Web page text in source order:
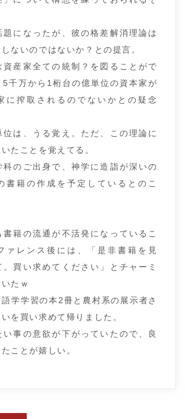
題になったが、彼の格差解消理論は
ないのではないか？との提言。
資産家全ての統制？を図ることがで
5千万から1桁台の億単位の資本家が
に搾取されるのでないかとの疑念
位は、うる覚え。ただ、この理論に
たことを覚えてる。
科のご出身で、神学に造詣が深いの
書籍の作成を予定しているとのこ
書籍の流通が不活発になっているこ
ァレンス後には、「是非書籍を見
。買い求めてください」とチャーミ
たｗ
学学習の本2冊と農村系の展示者さ
を買い求めて帰りました。
い事の意欲が下がっていたので、良
ことが嬉しい。